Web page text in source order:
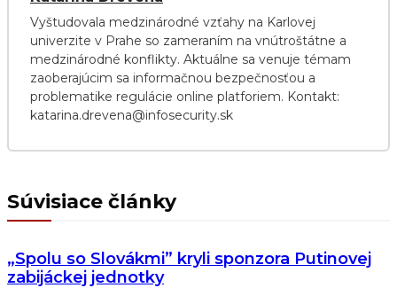
Vyštudovala medzinárodné vzťahy na Karlovej
univerzite v Prahe so zameraním na vnútroštátne a
medzinárodné konflikty. Aktuálne sa venuje témam
zaoberajúcim sa informačnou bezpečnosťou a
problematike regulácie online platforiem. Kontakt:
katarina.drevena@infosecurity.sk
Súvisiace články
„Spolu so Slovákmi” kryli sponzora Putinovej
zabijáckej jednotky